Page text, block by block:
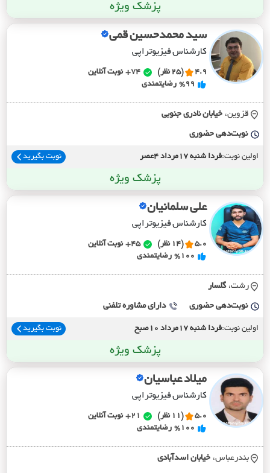
پزشک ویژه
سید محمدحسین قمی
کارشناس فیزیوتراپی
4.9 (25 نظر) 74+
نوبت آنلاین
%99 رضایتمندی
قزوین، خيابان نادري جنوبي
نوبت‌دهی حضوری
اولین نوبت:فردا شنبه 17مرداد 4عصر نوبت بگیرید
پزشک ویژه
علی سلمانیان
کارشناس فیزیوتراپی
5.0 (14 نظر) 45+
نوبت آنلاین
%100 رضایتمندی
رشت، گلسار
نوبت‌دهی حضوری دارای مشاوره تلفنی
اولین نوبت:فردا شنبه 17مرداد 10صبح نوبت بگیرید
پزشک ویژه
میلاد عباسیان
کارشناس فیزیوتراپی
5.0 (11 نظر) 21+
نوبت آنلاین
%100 رضایتمندی
بندرعباس، خيابان اسدآبادي